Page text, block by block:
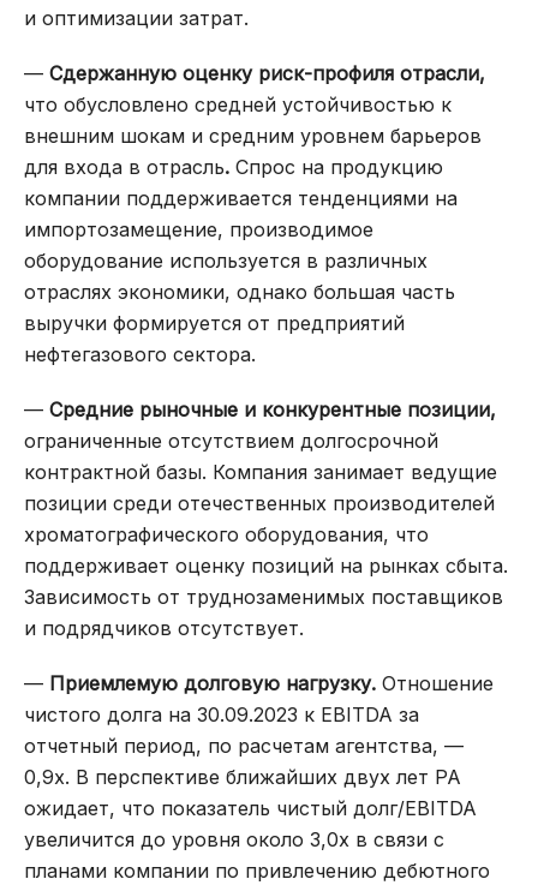
и оптимизации затрат.
— Сдержанную оценку риск-профиля отрасли,
что обусловлено средней устойчивостью к
внешним шокам и средним уровнем барьеров
для входа в отрасль. Спрос на продукцию
компании поддерживается тенденциями на
импортозамещение, производимое
оборудование используется в различных
отраслях экономики, однако большая часть
выручки формируется от предприятий
нефтегазового сектора.
— Средние рыночные и конкурентные позиции,
ограниченные отсутствием долгосрочной
контрактной базы. Компания занимает ведущие
позиции среди отечественных производителей
хроматографического оборудования, что
поддерживает оценку позиций на рынках сбыта.
Зависимость от труднозаменимых поставщиков
и подрядчиков отсутствует.
— Приемлемую долговую нагрузку. Отношение
чистого долга на 30.09.2023 к EBITDA за
отчетный период, по расчетам агентства, —
0,9х. В перспективе ближайших двух лет РА
ожидает, что показатель чистый долг/EBITDA
увеличится до уровня около 3,0х в связи с
планами компании по привлечению дебютного